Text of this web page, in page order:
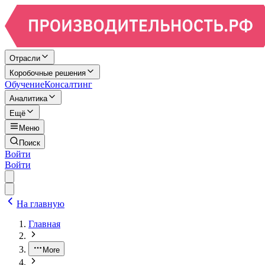
Отрасли
Коробочные решения
ОбучениеКонсалтинг
Аналитика
Ещё
Меню
Поиск
Войти
Войти
На главную
Главная
More